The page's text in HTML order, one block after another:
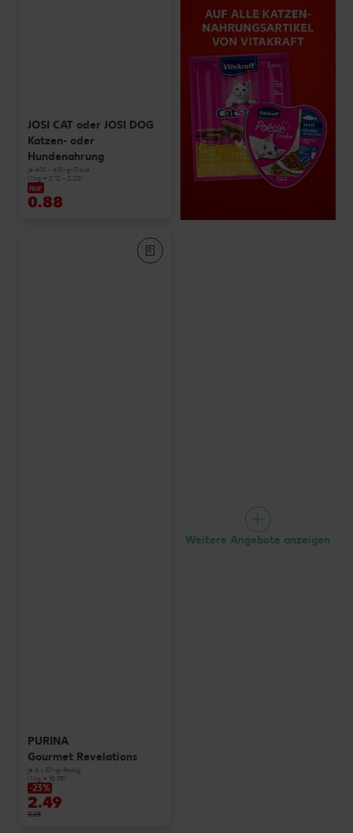
JOSI CAT oder JOSI DOG
Katzen- oder
Hundenahrung
je 400 - 415-g-Dose
(1 kg = 2.12 - 2.20)
nur
0.88
PURINA
Gourmet Revelations
je 4 x 57-g-Packg.
(1 kg = 10.93)
-23%
2.49
3.25
Weitere Angebote anzeigen